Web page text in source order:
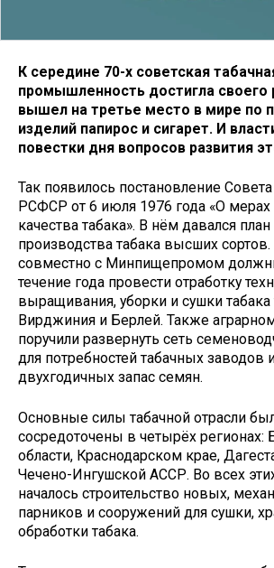
К середине 70-х советская
промышленность достигла своего
вышел на третье место в мире по
изделий папирос и сигарет. И
повестки дня вопросов развития
Так появилось постановление
РСФСР от 6 июля 1976 года «О
качества табака». В нём давался
производства табака высших
совместно с Минпищепромом
течение года провести отработку
выращивания, уборки и сушки табака
Вирджиния и Берлей. Также
поручили развернуть сеть
для потребностей табачных заводов
двухгодичных запас семян.
Основные силы табачной отрасли
сосредоточены в четырёх регионах:
области, Краснодарском крае,
Чечено-Ингушской АССР. Во всех
началось строительство новых,
парников и сооружений для сушки,
обработки табака.